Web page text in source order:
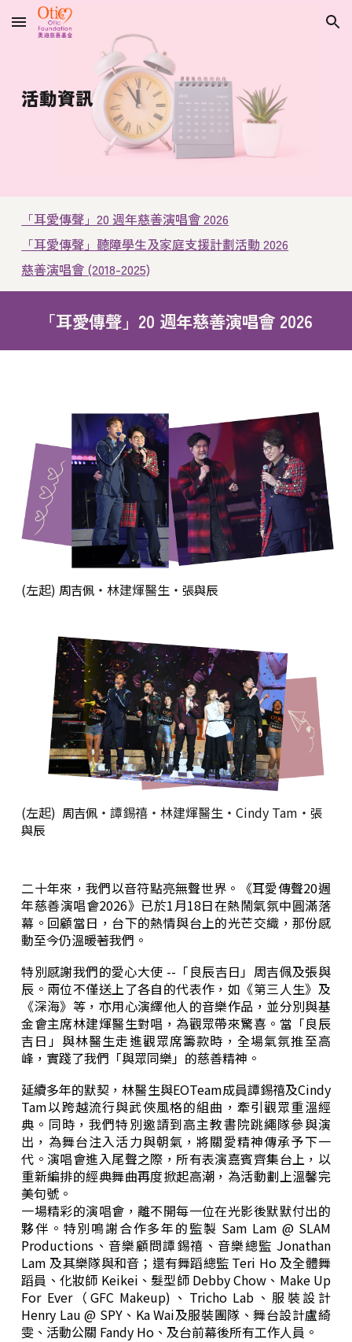
Skip to main content Skip to navigation
活動資訊
「耳愛傳聲」20 週年慈善演唱會 2026
「耳愛傳聲」聽障學生及家庭支援計劃活動 2026
慈善演唱會 (2018-2025)
「耳愛傳聲」20 週年慈善演唱會 2026
(左起) 周吉佩 ‧林建煇醫生‧張與辰
(左起) 周吉佩 ‧譚錫禧‧林建煇醫生‧Cindy Tam‧張
與辰
二十年來，我們以音符點亮無聲世界。《耳愛傳聲20週
年慈善演唱會2026》已於1月18日在熱鬧氣氛中圓滿落
幕。回顧當日，台下的熱情與台上的光芒交織，那份感
動至今仍溫暖著我們。
特別感謝我們的愛心大使 --「良辰吉日」周吉佩及張與
辰。兩位不僅送上了各自的代表作，如《第三人生》及
《深海》等，亦用心演繹他人的音樂作品，並分別與基
金會主席林建煇醫生對唱，為觀眾帶來驚喜。當「良辰
吉日」與林醫生走進觀眾席籌款時，全場氣氛推至高
峰，實踐了我們「與眾同樂」的慈善精神。
延續多年的默契，林醫生與EOTeam成員譚錫禧及Cindy
Tam以跨越流行與武俠風格的組曲，牽引觀眾重溫經
典。同時，我們特別邀請到高主教書院跳繩隊參與演
出，為舞台注入活力與朝氣，將關愛精神傳承予下一
代。演唱會進入尾聲之際，所有表演嘉賓齊集台上，以
重新編排的經典舞曲再度掀起高潮，為活動劃上溫馨完
美句號。
一場精彩的演唱會，離不開每一位在光影後默默付出的
夥伴。特別鳴謝合作多年的監製 Sam Lam @ SLAM
Productions、音樂顧問譚錫禧、音樂總監 Jonathan
Lam 及其樂隊與和音；還有舞蹈總監 Teri Ho 及全體舞
蹈員、化妝師 Keikei、髮型師 Debby Chow、Make Up
For Ever（GFC Makeup)、Tricho Lab、服裝設計
Henry Lau @ SPY、Ka Wai及服裝團隊、舞台設計盧綺
雯、活動公關 Fandy Ho、及台前幕後所有工作人員。